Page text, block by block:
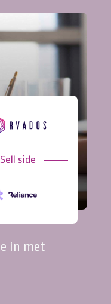
Sell side
aansluiting